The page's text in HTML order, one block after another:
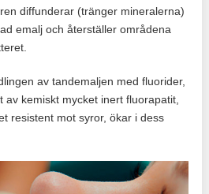
diffunderar (tränger mineralerna)
emalj och återställer områdena
av tandemaljen med fluorider,
av kemiskt mycket inert fluorapatit,
resistent mot syror, ökar i dess